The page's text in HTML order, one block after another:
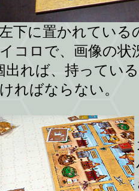
下に置かれている
コロで、画像の状
出れば、持ってい
ればならない。